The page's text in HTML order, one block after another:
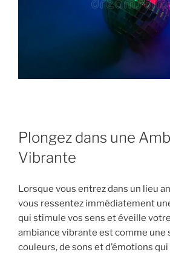
Plongez dans une
Vibrante
Lorsque vous entrez dans un lieu
vous ressentez immédiatement
qui stimule vos sens et éveille
ambiance vibrante est comme une
couleurs, de sons et d’émotions